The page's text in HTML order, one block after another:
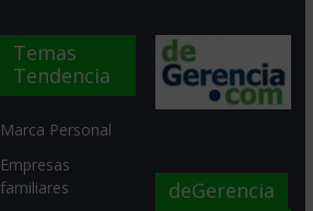
Temas
Tendencia
Marca Personal
Empresas
familiares
deGerencia